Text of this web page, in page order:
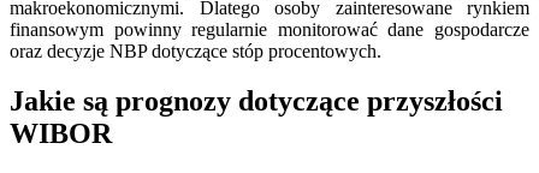
makroekonomicznymi. Dlatego osoby zainteresowane rynkiem
finansowym powinny regularnie monitorować dane gospodarcze
oraz decyzje NBP dotyczące stóp procentowych.
Jakie są prognozy dotyczące przyszłości
WIBOR